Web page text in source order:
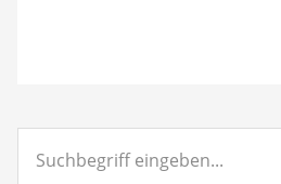
eingeben...